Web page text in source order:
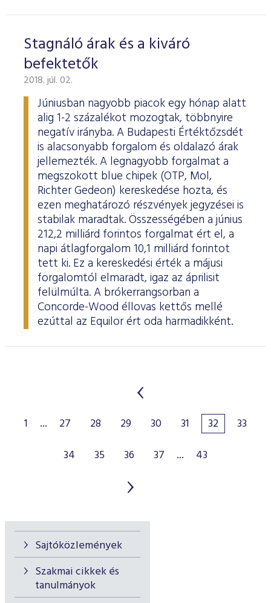
Sajtóközlemények
Szakmai cikkek és
tanulmányok
Stagnáló árak és a kiváró
befektetők
2018. júl. 02.
Júniusban nagyobb piacok egy hónap alatt
alig 1-2 százalékot mozogtak, többnyire
negatív irányba. A Budapesti Értéktőzsdét
is alacsonyabb forgalom és oldalazó árak
jellemezték. A legnagyobb forgalmat a
megszokott blue chipek (OTP, Mol,
Richter Gedeon) kereskedése hozta, és
ezen meghatározó részvények jegyzései is
stabilak maradtak. Összességében a június
212,2 milliárd forintos forgalmat ért el, a
napi átlagforgalom 10,1 milliárd forintot
tett ki. Ez a kereskedési érték a májusi
forgalomtól elmaradt, igaz az áprilisit
felülmúlta. A brókerrangsorban a
Concorde-Wood éllovas kettős mellé
ezúttal az Equilor ért oda harmadikként.
1 ... 27 28 29 30 31 32
33
34
35 36 37 ... 43